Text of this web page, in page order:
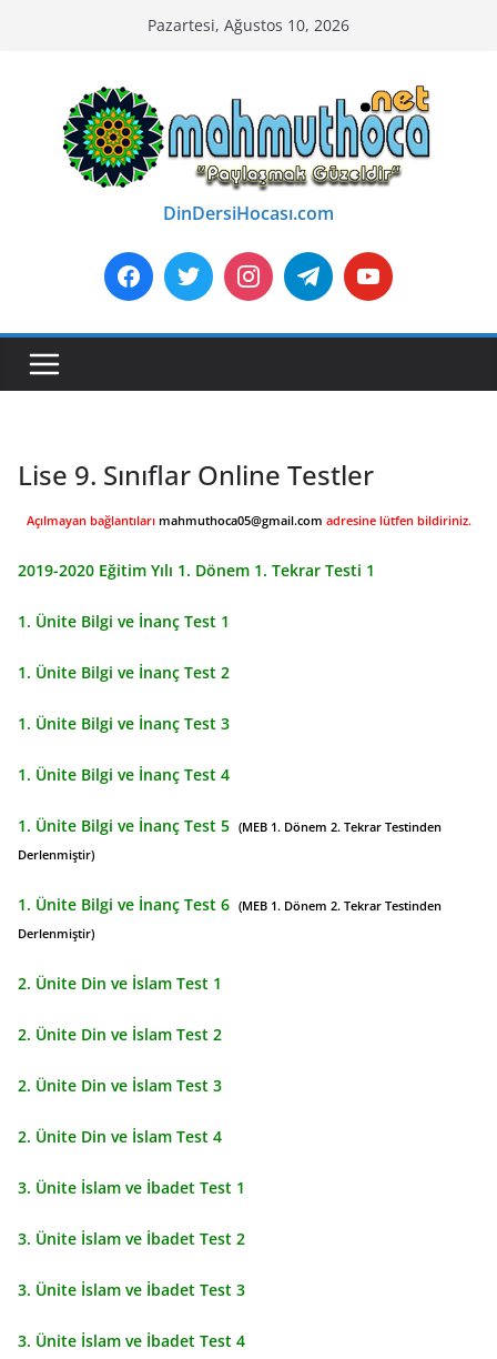
Pazartesi, Ağustos 10, 2026
DinDersiHocası.com
Lise 9. Sınıflar Online Testler
Açılmayan bağlantıları mahmuthoca05@gmail.com adresine lütfen bildiriniz.
2019-2020 Eğitim Yılı 1. Dönem 1. Tekrar Testi 1
1. Ünite Bilgi ve İnanç Test 1
1. Ünite Bilgi ve İnanç Test 2
1. Ünite Bilgi ve İnanç Test 3
1. Ünite Bilgi ve İnanç Test 4
1. Ünite Bilgi ve İnanç Test 5 (MEB 1. Dönem 2. Tekrar Testinden
Derlenmiştir)
1. Ünite Bilgi ve İnanç Test 6 (MEB 1. Dönem 2. Tekrar Testinden
Derlenmiştir)
2. Ünite Din ve İslam Test 1
2. Ünite Din ve İslam Test 2
2. Ünite Din ve İslam Test 3
2. Ünite Din ve İslam Test 4
3. Ünite İslam ve İbadet Test 1
3. Ünite İslam ve İbadet Test 2
3. Ünite İslam ve İbadet Test 3
3. Ünite İslam ve İbadet Test 4